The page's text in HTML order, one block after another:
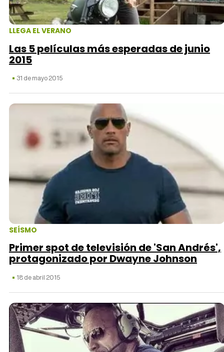
LLEGA EL VERANO
Las 5 películas más esperadas de junio
2015
31 de mayo 2015
SEÍSMO
Primer spot de televisión de 'San Andrés',
protagonizado por Dwayne Johnson
18 de abril 2015